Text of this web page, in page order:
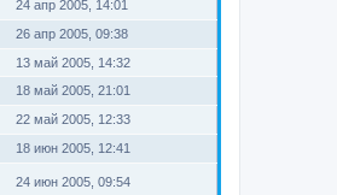
24 апр 2005, 14:01
26 апр 2005, 09:38
13 май 2005, 14:32
18 май 2005, 21:01
22 май 2005, 12:33
18 июн 2005, 12:41
24 июн 2005, 09:54